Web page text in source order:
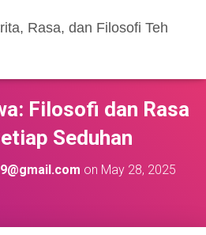
Rasa, dan Filosofi Teh
Filosofi dan Rasa
Seduhan
on May 28, 2025